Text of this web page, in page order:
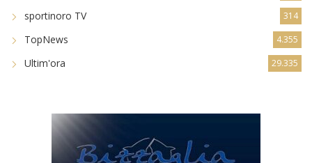
sportinoro TV 314
TopNews 4.355
Ultim'ora 29.335